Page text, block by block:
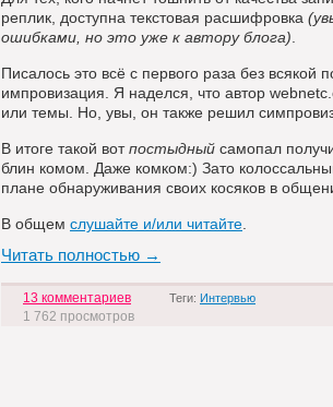
реплик, доступна текстовая расшифровка
ошибками, но это уже к автору блога)
Писалось это всё с первого раза без всякой
импровизация. Я наделся, что автор
или темы. Но, увы, он также решил
В итоге такой вотпостыдный самопал
блин комом. Даже комком:) Зато
плане обнаруживания своих косяков в
В общем слушайте и/или читайте
Читать полностью →
13 комментариев Теги: Интервью
1 762 просмотров